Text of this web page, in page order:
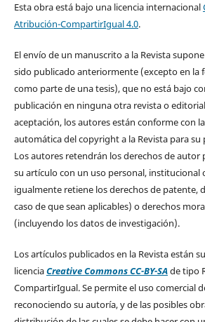
Esta obra está bajo una licencia internacional
Atribución-CompartirIgual 4.0.
El envío de un manuscrito a la Revista
sido publicado anteriormente (excepto en la
como parte de una tesis), que no está bajo
publicación en ninguna otra revista o
aceptación, los autores están conforme con
automática del copyright a la Revista para
Los autores retendrán los derechos de autor
su artículo con un uso personal, institucional
igualmente retiene los derechos de patente,
caso de que sean aplicables) o derechos
(incluyendo los datos de investigación).
Los artículos publicados en la Revista están
licenciaCreative Commons CC-BY-SAde tipo
CompartirIgual. Se permite el uso comercial
reconociendo su autoría, y de las posibles